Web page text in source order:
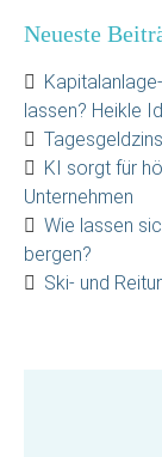
Neueste
lassen? Heikle
KI sorgt für
Unternehmen
Wie lassen
bergen?
Ski- und